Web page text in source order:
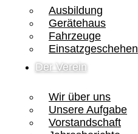
Ausbildung
Gerätehaus
Fahrzeuge
Einsatzgeschehen
Der Verein
Wir über uns
Unsere Aufgabe
Vorstandschaft